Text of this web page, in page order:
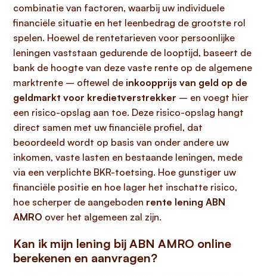
combinatie van factoren, waarbij uw individuele
financiële situatie en het leenbedrag de grootste rol
spelen. Hoewel de rentetarieven voor persoonlijke
leningen vaststaan gedurende de looptijd, baseert de
bank de hoogte van deze vaste rente op de algemene
marktrente – oftewel de inkoopprijs van geld op de
geldmarkt voor kredietverstrekker – en voegt hier
een risico-opslag aan toe. Deze risico-opslag hangt
direct samen met uw financiële profiel, dat
beoordeeld wordt op basis van onder andere uw
inkomen, vaste lasten en bestaande leningen, mede
via een verplichte BKR-toetsing. Hoe gunstiger uw
financiële positie en hoe lager het inschatte risico,
hoe scherper de aangeboden rente lening ABN
AMRO over het algemeen zal zijn.
Kan ik mijn lening bij ABN AMRO online
berekenen en aanvragen?